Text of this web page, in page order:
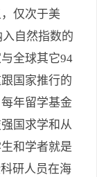
仅次于美
自然指数的
全球其它94
国家推行的
年留学基金
国求学和从
和学者就是
研人员在海